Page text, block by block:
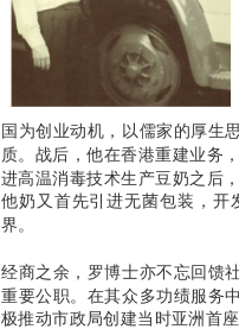
国为创业动机，以儒家的厚生
质。战后，他在香港重建业务
进高温消毒技术生产豆奶之后
他奶又首先引进无菌包装，开
界。
经商之余，罗博士亦不忘回馈
重要公职。在其众多功绩服务
极推动市政局创建当时亚洲首座